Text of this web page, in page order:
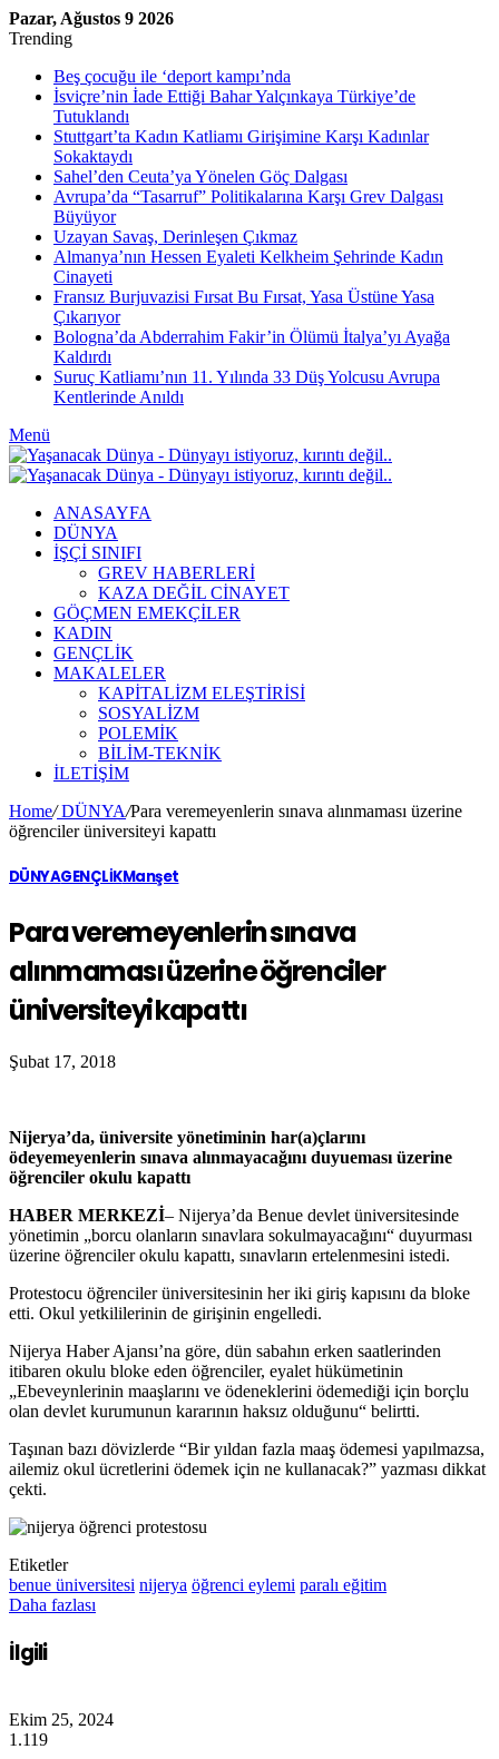
Pazar, Ağustos 9 2026
Trending
Beş çocuğu ile ‘deport kampı’nda
İsviçre’nin İade Ettiği Bahar Yalçınkaya Türkiye’de
Tutuklandı
Stuttgart’ta Kadın Katliamı Girişimine Karşı Kadınlar
Sokaktaydı
Sahel’den Ceuta’ya Yönelen Göç Dalgası
Avrupa’da “Tasarruf” Politikalarına Karşı Grev Dalgası
Büyüyor
Uzayan Savaş, Derinleşen Çıkmaz
Almanya’nın Hessen Eyaleti Kelkheim Şehrinde Kadın
Cinayeti
Fransız Burjuvazisi Fırsat Bu Fırsat, Yasa Üstüne Yasa
Çıkarıyor
Bologna’da Abderrahim Fakir’in Ölümü İtalya’yı Ayağa
Kaldırdı
Suruç Katliamı’nın 11. Yılında 33 Düş Yolcusu Avrupa
Kentlerinde Anıldı
Menü
ANASAYFA
DÜNYA
İŞÇİ SINIFI
GREV HABERLERİ
KAZA DEĞİL CİNAYET
GÖÇMEN EMEKÇİLER
KADIN
GENÇLİK
MAKALELER
KAPİTALİZM ELEŞTİRİSİ
SOSYALİZM
POLEMİK
BİLİM-TEKNİK
ILETIŞIM
Home/DÜNYA/Para veremeyenlerin sınava alınmaması üzerine
öğrenciler üniversiteyi kapattı
DÜNYAGENÇLİKManşet
Para veremeyenlerin sınava
alınmaması üzerine öğrenciler
üniversiteyi kapattı
Şubat 17, 2018
Nijerya’da, üniversite yönetiminin har(a)çlarını
ödeyemeyenlerin sınava alınmayacağını duyueması üzerine
öğrenciler okulu kapattı
HABER MERKEZİ– Nijerya’da Benue devlet üniversitesinde
yönetimin „borcu olanların sınavlara sokulmayacağını“ duyurması
üzerine öğrenciler okulu kapattı, sınavların ertelenmesini istedi.
Protestocu öğrenciler üniversitesinin her iki giriş kapısını da bloke
etti. Okul yetkililerinin de girişinin engelledi.
Nijerya Haber Ajansı’na göre, dün sabahın erken saatlerinden
itibaren okulu bloke eden öğrenciler, eyalet hükümetinin
„Ebeveynlerinin maaşlarını ve ödeneklerini ödemediği için borçlu
olan devlet kurumunun kararının haksız olduğunu“ belirtti.
Taşınan bazı dövizlerde “Bir yıldan fazla maaş ödemesi yapılmazsa,
ailemiz okul ücretlerini ödemek için ne kullanacak?” yazması dikkat
çekti.
Etiketler
benue üniversitesi nijerya öğrenci eylemi paralı eğitim
Daha fazlası
İlgili
Ekim 25, 2024
1.119